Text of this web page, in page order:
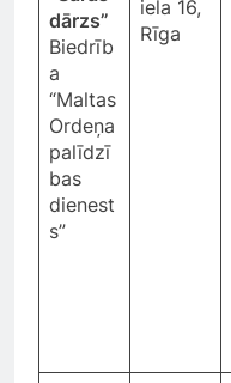
dārzs”
Biedrīb
a
“Maltas
Ordeņa
palīdzī
bas
dienest
s”
iela 16,
Rīga